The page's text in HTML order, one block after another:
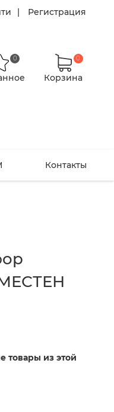
Регистрация
0
Корзина
0
Контакты
товары из этой